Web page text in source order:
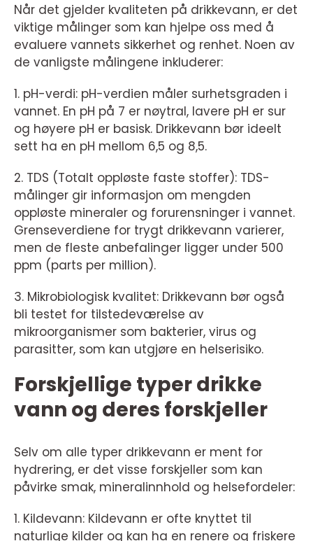
Når det gjelder kvaliteten på drikkevann, er det
viktige målinger som kan hjelpe oss med å
evaluere vannets sikkerhet og renhet. Noen av
de vanligste målingene inkluderer:
1. pH-verdi: pH-verdien måler surhetsgraden i
vannet. En pH på 7 er nøytral, lavere pH er sur
og høyere pH er basisk. Drikkevann bør ideelt
sett ha en pH mellom 6,5 og 8,5.
2. TDS (Totalt oppløste faste stoffer): TDS-
målinger gir informasjon om mengden
oppløste mineraler og forurensninger i vannet.
Grenseverdiene for trygt drikkevann varierer,
men de fleste anbefalinger ligger under 500
ppm (parts per million).
3. Mikrobiologisk kvalitet: Drikkevann bør også
bli testet for tilstedeværelse av
mikroorganismer som bakterier, virus og
parasitter, som kan utgjøre en helserisiko.
Forskjellige typer drikke
vann og deres forskjeller
Selv om alle typer drikkevann er ment for
hydrering, er det visse forskjeller som kan
påvirke smak, mineralinnhold og helsefordeler:
1. Kildevann: Kildevann er ofte knyttet til
naturlige kilder og kan ha en renere og friskere